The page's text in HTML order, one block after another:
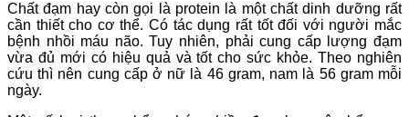
Chất đạm hay còn gọi là protein là một chất dinh dưỡng rất
cần thiết cho cơ thể. Có tác dụng rất tốt đối với người mắc
bệnh nhồi máu não. Tuy nhiên, phải cung cấp lượng đạm
vừa đủ mới có hiệu quả và tốt cho sức khỏe. Theo nghiên
cứu thì nên cung cấp ở nữ là 46 gram, nam là 56 gram mỗi
ngày.